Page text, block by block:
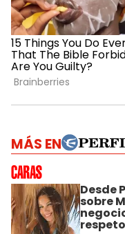
MÁS EN
Desde
sobre